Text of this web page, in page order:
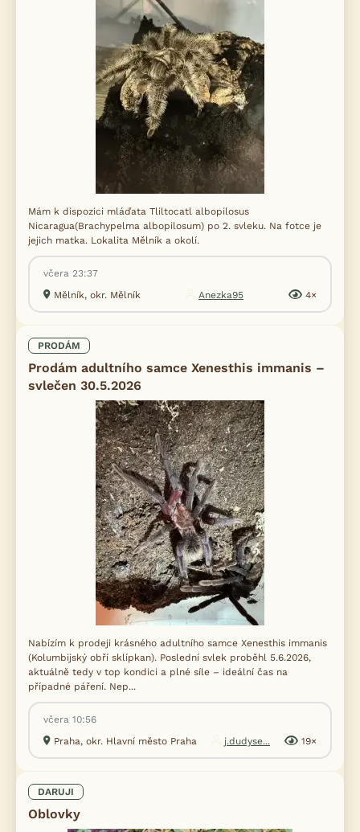
Mám k dispozici mláďata Tliltocatl albopilosus
Nicaragua(Brachypelma albopilosum) po 2. svleku. Na fotce je
jejich matka. Lokalita Mělník a okolí.
včera 23:37
Mělník, okr. Mělník
Anezka95 4×
PRODÁM
Prodám adultního samce Xenesthis immanis –
svlečen 30.5.2026
Nabízím k prodeji krásného adultního samce Xenesthis immanis
(Kolumbijský obří sklípkan). Poslední svlek proběhl 5.6.2026,
aktuálně tedy v top kondici a plné síle – ideální čas na
případné páření. Nep...
včera 10:56
Praha, okr. Hlavní město Praha
j.dudyse... 19×
DARUJI
Oblovky